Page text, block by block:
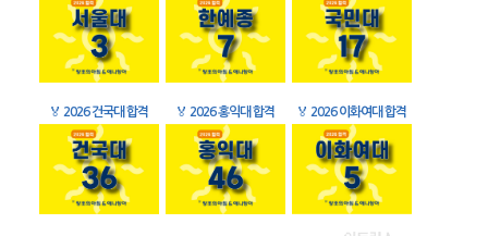
🏅 2026 건국대 합격 🏅 2026 홍익대 합격 🏅 2026 이화여대 합격